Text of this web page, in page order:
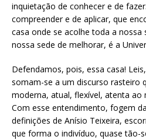
inquietação de conhecer e de
compreender e de aplicar, que
casa onde se acolhe toda a nossa
nossa sede de melhorar, é a
Defendamos, pois, essa casa!
somam-se a um discurso rasteiro
moderna, atual, flexível, atenta ao
Com esse entendimento, fogem
definições de Anísio Teixeira,
que forma o indivíduo, quase tão-